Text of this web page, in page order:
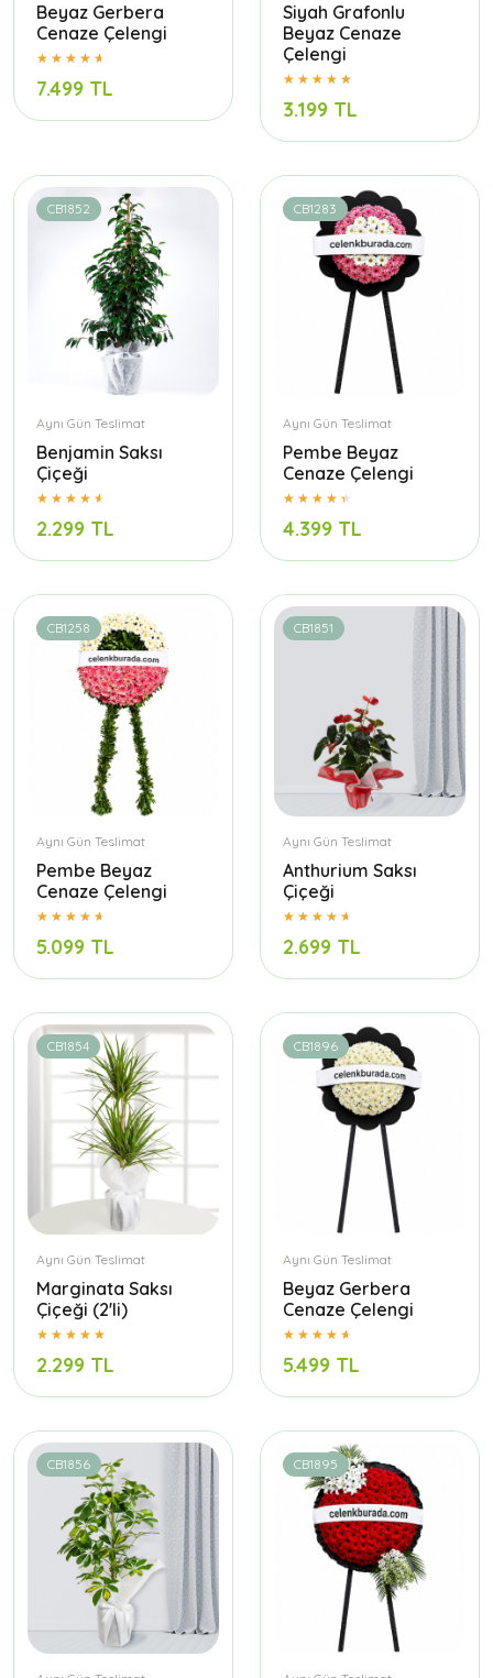
Beyaz Gerbera
Cenaze Çelengi
7.499 TL
Siyah Grafonlu
Beyaz Cenaze
Çelengi
3.199 TL
CB1852
Aynı Gün Teslimat
Benjamin Saksı
Çiçeği
2.299 TL
CB1283
Aynı Gün Teslimat
Pembe Beyaz
Cenaze Çelengi
4.399 TL
CB1258
Aynı Gün Teslimat
Pembe Beyaz
Cenaze Çelengi
5.099 TL
CB1851
Aynı Gün Teslimat
Anthurium Saksı
Çiçeği
2.699 TL
CB1854
Aynı Gün Teslimat
Marginata Saksı
Çiçeği (2'li)
2.299 TL
CB1896
Aynı Gün Teslimat
Beyaz Gerbera
Cenaze Çelengi
5.499 TL
CB1856 CB1895